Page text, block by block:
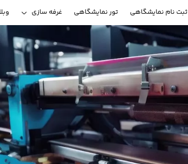
ثبت نام نمایشگاهی تور نمایشگاهی غرفه سازی